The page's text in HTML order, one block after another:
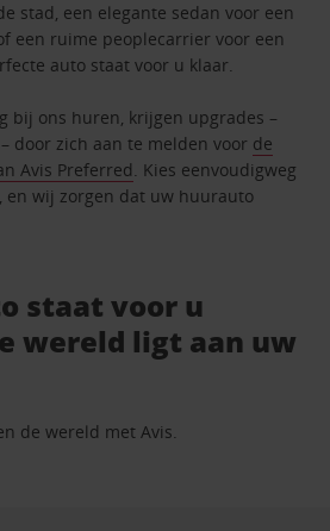
stad, een elegante sedan voor een
een ruime peoplecarrier voor een
auto staat voor u klaar.
bij ons huren, krijgen upgrades –
door zich aan te melden voor de
Avis Preferred. Kies eenvoudigweg
wij zorgen dat uw huurauto
staat voor u
wereld ligt aan uw
de wereld met Avis.